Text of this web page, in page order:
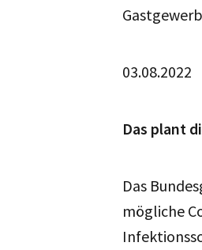
03.08.2022
Das plant
Das
mögliche